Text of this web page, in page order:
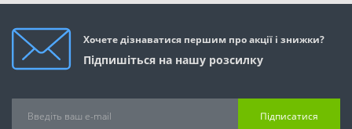
Хочете дізнаватися першим про акції і знижки?
Підпишіться на нашу розсилку
Підписатися